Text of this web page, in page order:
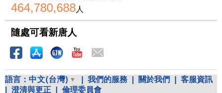
464,780,688人
隨處可看新唐人
語言： 中文(台灣) 我們的服務 關於我們
客服資訊
澄清與更正 倫理委員會